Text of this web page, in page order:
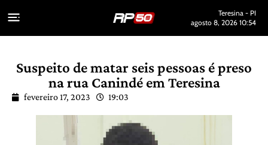
Teresina - PI
agosto 8, 2026 10:54
Suspeito de matar seis pessoas é preso
na rua Canindé em Teresina
fevereiro 17, 2023 19:03